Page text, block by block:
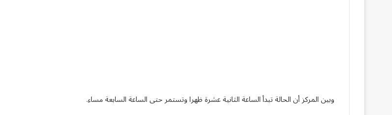
وبين المركز أن الحالة تبدأ الساعة الثانية عشرة ظهرا وتستمر حتى الساعة السابعة مساء.